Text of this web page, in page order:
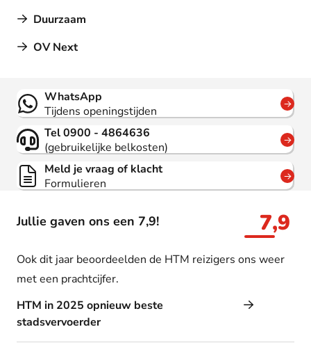
Duurzaam
OV Next
Jullie gaven ons een 7,9! 7,9
Ook dit jaar beoordeelden de HTM reizigers ons weer
met een prachtcijfer.
HTM in 2025 opnieuw beste
stadsvervoerder
Contact
WhatsApp
Tijdens openingstijden
Tel 0900 - 4864636
(gebruikelijke belkosten)
Meld je vraag of klacht
Formulieren